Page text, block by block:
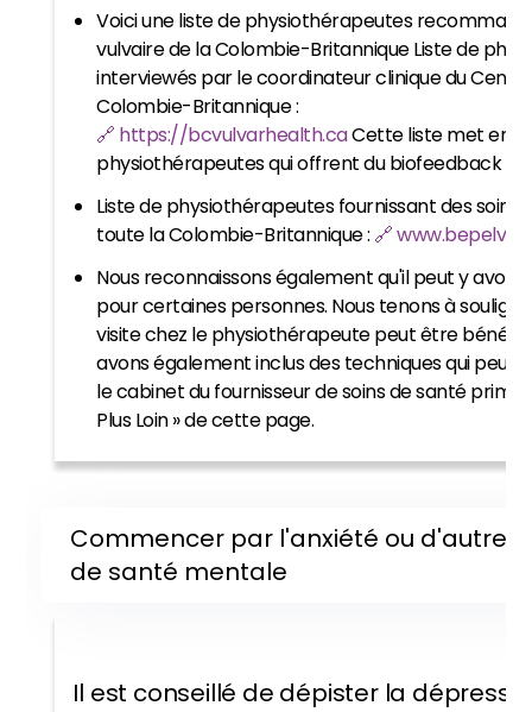
Voici une liste de physiothérapeutes
vulvaire de la Colombie-Britannique Liste de
interviewés par le coordinateur clinique du
Colombie-Britannique :
🔗 https://bcvulvarhealth.caCette liste met en
physiothérapeutes qui offrent du biofeedback
Liste de physiothérapeutes fournissant des soins
toute la Colombie-Britannique : 🔗
Nous reconnaissons également qu'il peut y avoir
pour certaines personnes. Nous tenons à
visite chez le physiothérapeute peut être
avons également inclus des techniques qui
le cabinet du fournisseur de soins de santé
Plus Loin » de cette page.
Commencer par l'anxiété ou d'autres
de santé mentale
Il est conseillé de dépister la